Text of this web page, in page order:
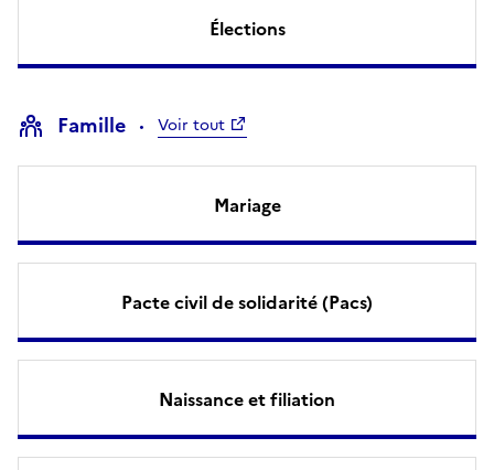
Élections
Famille Voir tout
Mariage
Pacte civil de solidarité (Pacs)
Naissance et filiation